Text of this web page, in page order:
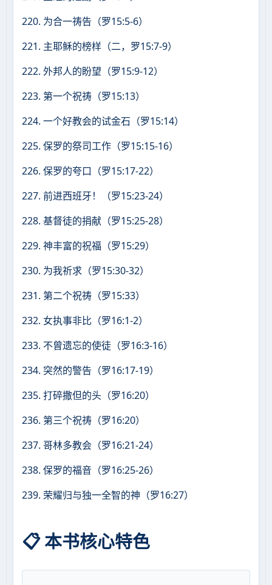
220. 为合一祷告（罗15:5-6）
221. 主耶稣的榜样（二，罗15:7-9）
222. 外邦人的盼望（罗15:9-12）
223. 第一个祝祷（罗15:13）
224. 一个好教会的试金石（罗15:14）
225. 保罗的祭司工作（罗15:15-16）
226. 保罗的夸口（罗15:17-22）
227. 前进西班牙！（罗15:23-24）
228. 基督徒的捐献（罗15:25-28）
229. 神丰富的祝福（罗15:29）
230. 为我祈求（罗15:30-32）
231. 第二个祝祷（罗15:33）
232. 女执事非比（罗16:1-2）
233. 不曾遗忘的使徒（罗16:3-16）
234. 突然的警告（罗16:17-19）
235. 打碎撒但的头（罗16:20）
236. 第三个祝祷（罗16:20）
237. 哥林多教会（罗16:21-24）
238. 保罗的福音（罗16:25-26）
239. 荣耀归与独一全智的神（罗16:27）
📋 本书核心特色